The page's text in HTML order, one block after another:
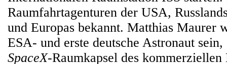
Raumfahrtagenturen der USA,
und Europas bekannt. Matthias Maurer
ESA- und erste deutsche Astronaut
SpaceX-Raumkapsel des